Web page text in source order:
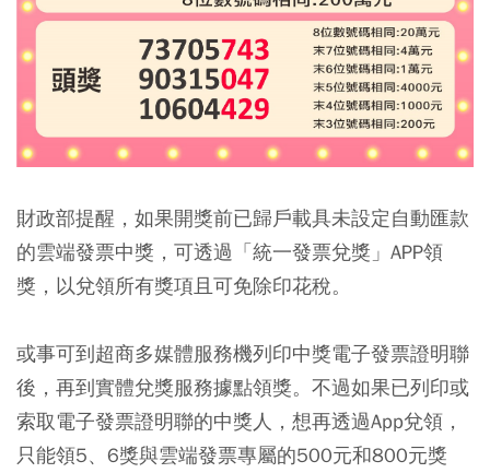
財政部提醒，如果開獎前已歸戶載具未設定自動匯款
的雲端發票中獎，可透過「統一發票兌獎」APP領
獎，以兌領所有獎項且可免除印花稅。
或事可到超商多媒體服務機列印中獎電子發票證明聯
後，再到實體兌獎服務據點領獎。不過如果已列印或
索取電子發票證明聯的中獎人，想再透過App兌領，
只能領5、6獎與雲端發票專屬的500元和800元獎